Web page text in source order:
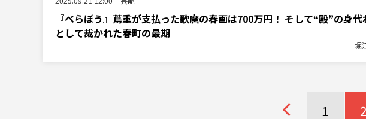
『べらぼう』蔦重が支払った歌麿の春画は700万円！ そして“殿”の身代
として裁かれた春町の最期
堀
1 2